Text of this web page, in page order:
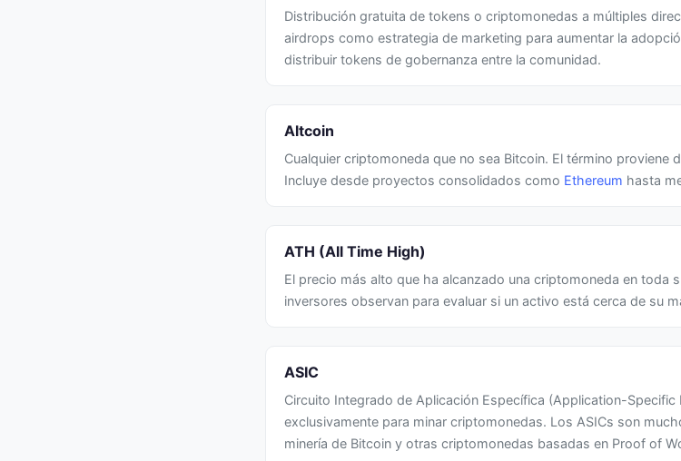
Distribución gratuita de tokens o criptomonedas a múltiples
airdrops como estrategia de marketing para aumentar la
distribuir tokens de gobernanza entre la comunidad.
Altcoin
Cualquier criptomoneda que no sea Bitcoin. El término proviene
Incluye desde proyectos consolidados como Ethereum hasta
ATH (All Time High)
El precio más alto que ha alcanzado una criptomoneda en toda
inversores observan para evaluar si un activo está cerca de su
ASIC
Circuito Integrado de Aplicación Específica (Application-
exclusivamente para minar criptomonedas. Los ASICs son
minería de Bitcoin y otras criptomonedas basadas en Proof of